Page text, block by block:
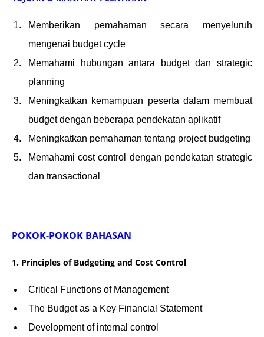
Memberikan pemahaman secara menyeluruh
mengenai budget cycle
Memahami hubungan antara budget dan strategic
planning
Meningkatkan kemampuan peserta dalam membuat
budget dengan beberapa pendekatan aplikatif
Meningkatkan pemahaman tentang project budgeting
Memahami cost control dengan pendekatan strategic
dan transactional
POKOK-POKOK BAHASAN
1. Principles of Budgeting and Cost Control
Critical Functions of Management
The Budget as a Key Financial Statement
Development of internal control